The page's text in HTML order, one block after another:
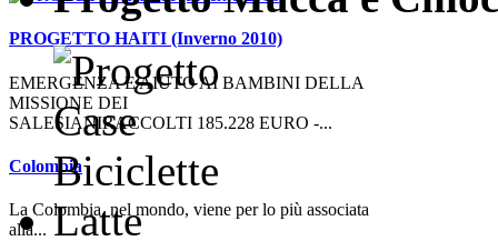
PROGETTO HAITI (Inverno 2010)
EMERGENZA E AIUTO AI BAMBINI DELLA
MISSIONE DEI
SALESIANIRACCOLTI 185.228 EURO -...
Colombia
La Colombia, nel mondo, viene per lo più associata
alla...